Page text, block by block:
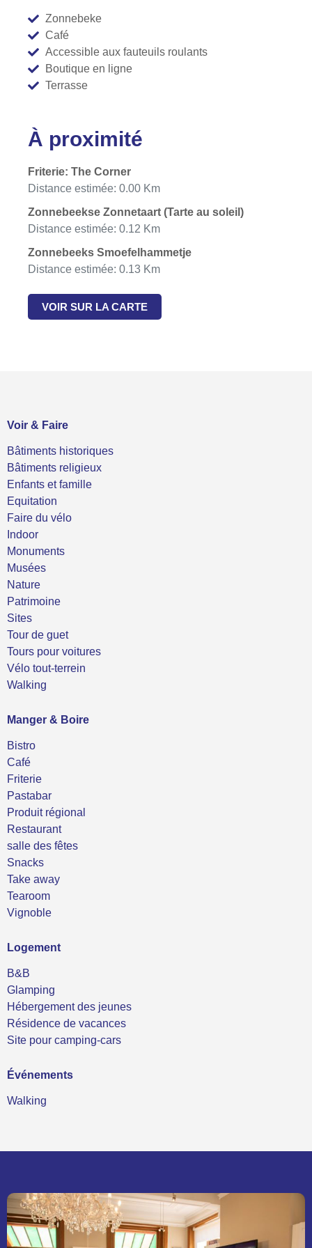
Zonnebeke
Café
Accessible aux fauteuils roulants
Boutique en ligne
Terrasse
À proximité
Friterie: The Corner
Distance estimée: 0.00 Km
Zonnebeekse Zonnetaart (Tarte au soleil)
Distance estimée: 0.12 Km
Zonnebeeks Smoefelhammetje
Distance estimée: 0.13 Km
VOIR SUR LA CARTE
Voir & Faire
Bâtiments historiques
Bâtiments religieux
Enfants et famille
Equitation
Faire du vélo
Indoor
Monuments
Musées
Nature
Patrimoine
Sites
Tour de guet
Tours pour voitures
Vélo tout-terrein
Walking
Manger & Boire
Bistro
Café
Friterie
Pastabar
Produit régional
Restaurant
salle des fêtes
Snacks
Take away
Tearoom
Vignoble
Logement
B&B
Glamping
Hébergement des jeunes
Résidence de vacances
Site pour camping-cars
Événements
Walking